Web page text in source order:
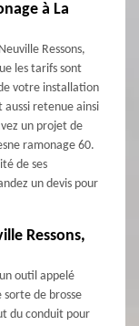
à La
Ressons,
les tarifs sont
votre installation
aussi retenue ainsi
un projet de
ramonage 60.
de ses
un devis pour
Ressons,
outil appelé
sorte de brosse
du conduit pour